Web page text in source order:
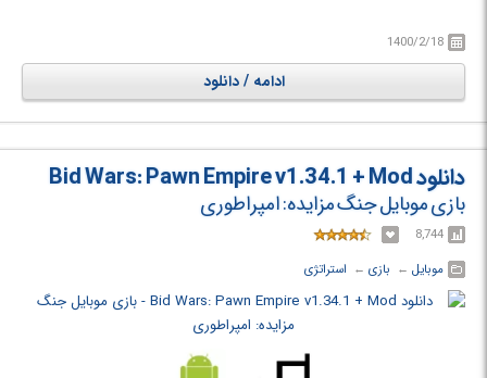
خود بگیرید، جابجایی انواع مواد مختلف غذایی، ماسه، بنزین و ... بر عهده
شماست. بازی شامل ماموریت های مختلف و متنوع در عین حال بسیار چالش
برانگیز است که میتواند شما را ساعت ها سرگرم کند. رانندگی شما تماما در ایالات
متحده آمریکا، مکزیک و کانادا صورت می پذیرد و تجربه ای متفاوت از بازیهای
شبیه سازی را برایتان به ارمغان می اورد. بازی دارای گرافیکی اچ دی به همراه
1400/2/18
ادامه / دانلود
دانلود Bid Wars: Pawn Empire v1.34.1 + Mod
بازی موبایل جنگ مزایده: امپراطوری
8,744
موبایل ← ‏ بازی ← ‏ استراتژی